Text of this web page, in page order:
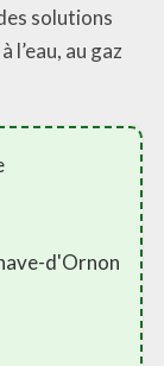
solutions
l’eau, au gaz
d'Ornon